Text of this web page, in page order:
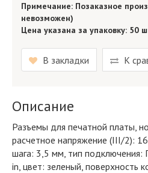
Примечание: Позаказное
невозможен)
Цена указана за упаковку: 50
В закладки К
Описание
Разъемы для печатной платы,
расчетное напряжение (III/2):
шага: 3,5 мм, тип
in, цвет: зеленый, поверхность